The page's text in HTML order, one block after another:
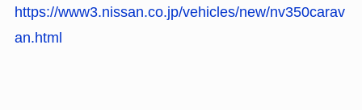
https://www3.nissan.co.jp/vehicles/new/nv350carav
an.html